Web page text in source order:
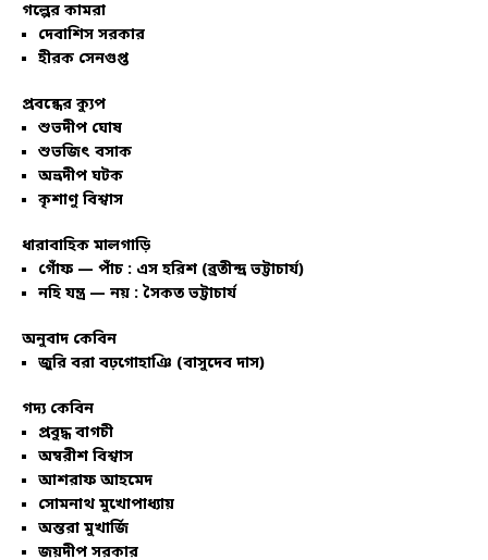
গল্পের কামরা
দেবাশিস সরকার
হীরক সেনগুপ্ত
প্রবন্ধের ক্যুপ
শুভদীপ ঘোষ
শুভজিৎ বসাক
অভ্রদীপ ঘটক
কৃশাণু বিশ্বাস
ধারাবাহিক মালগাড়ি
গোঁফ — পাঁচ : এস হরিশ (ব্রতীন্দ্র ভট্টাচার্য)
নহি যন্ত্র — নয় : সৈকত ভট্টাচার্য
অনুবাদ কেবিন
জুরি বরা বঢ়গোহাঞি (বাসুদেব দাস)
গদ্য কেবিন
প্রবুদ্ধ বাগচী
অম্বরীশ বিশ্বাস
আশরাফ আহমেদ
সোমনাথ মুখোপাধ্যায়
অন্তরা মুখার্জি
জয়দীপ সরকার